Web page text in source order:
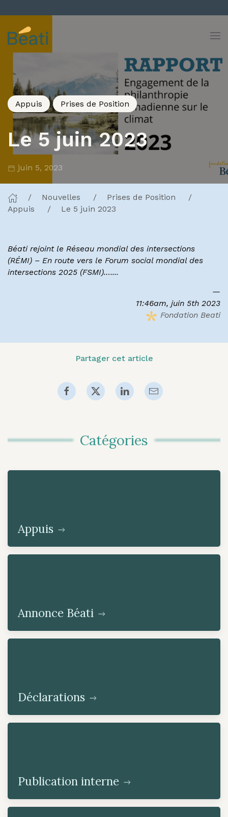
Appuis Prises de Position
Le 5 juin 2023
juin 5, 2023
Nouvelles
Prises de Position
Appuis
Le 5 juin 2023
Béati rejoint le Réseau mondial des intersections
(RÉMI) – En route vers le Forum social mondial des
intersections 2025 (FSMI).…...
11:46am, juin 5th 2023
Fondation Beati
Partager cet article
Catégories
Appuis
Annonce Béati
Déclarations
Publication interne